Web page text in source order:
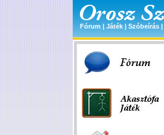
Fórum | Játék | Szóbeírás |